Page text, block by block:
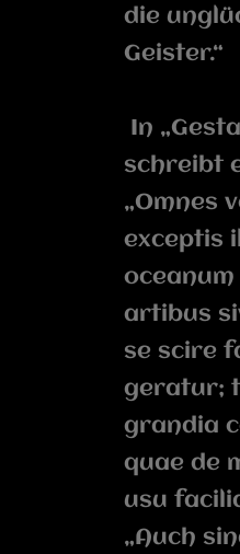
die
Geister.“
In
schreibt
„Omnes
exceptis
artibus
se scire
geratur;
grandia
quae de
usu
„Auch